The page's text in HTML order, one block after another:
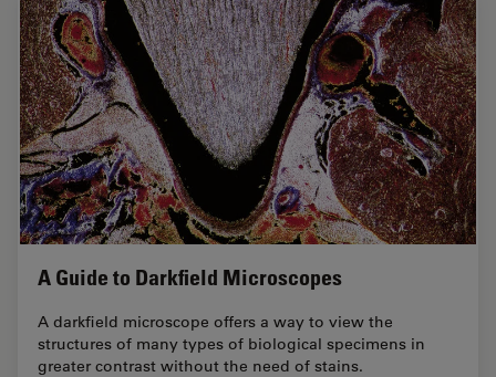
A Guide to Darkfield Microscopes
A darkfield microscope offers a way to view the
structures of many types of biological specimens in
greater contrast without the need of stains.